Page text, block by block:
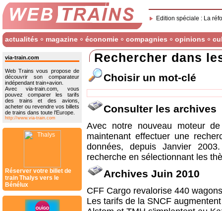
Edition spéciale : La
actualités magazine économie compagnies opinions
via-train.com
Web Trains vous propose de
découvrir son comparateur
indépendant train+avion.
Avec via-train.com, vous
pouvez comparer les tarifs
des trains et des avions,
acheter ou revendre vos billets
de trains dans toute l'Europe.
http://www.via-train.com
Réserver votre billet de
train Thalys vers le
Bénélux
Rechercher dans
Choisir un mot-clé
Consulter les archives
Avec notre nouveau moteur
maintenant effectuer une
données, depuis Janvier
recherche en sélectionnant les
Archives Juin 2010
CFF Cargo revalorise 440
Les tarifs de la SNCF